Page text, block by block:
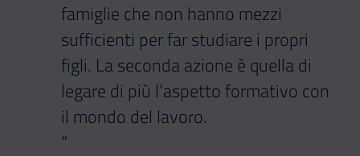
famiglie che non hanno mezzi
sufficienti per far studiare i propri
figli. La seconda azione è quella di
legare di più l’aspetto formativo con
il mondo del lavoro.
”